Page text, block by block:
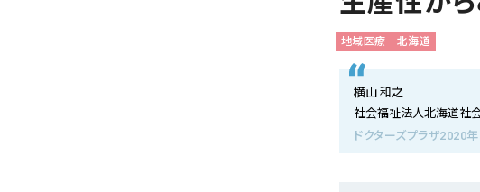
地域医療 北海道
横山 和之
社会福祉法人北海道社
ドクターズプラザ2020